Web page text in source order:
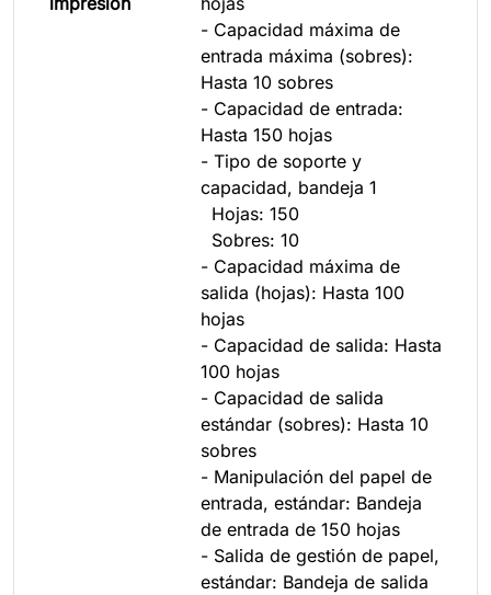
- Capacidad máxima de
entrada máxima (sobres):
Hasta 10 sobres
- Capacidad de entrada:
Hasta 150 hojas
- Tipo de soporte y
capacidad, bandeja 1
Hojas: 150
Sobres: 10
- Capacidad máxima de
salida (hojas): Hasta 100
hojas
- Capacidad de salida: Hasta
100 hojas
- Capacidad de salida
estándar (sobres): Hasta 10
sobres
- Manipulación del papel de
entrada, estándar: Bandeja
de entrada de 150 hojas
- Salida de gestión de papel,
estándar: Bandeja de salida